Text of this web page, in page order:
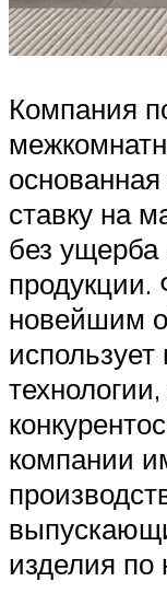
Компания
ставку на
без ущерба
новейшим
компании
изделия по